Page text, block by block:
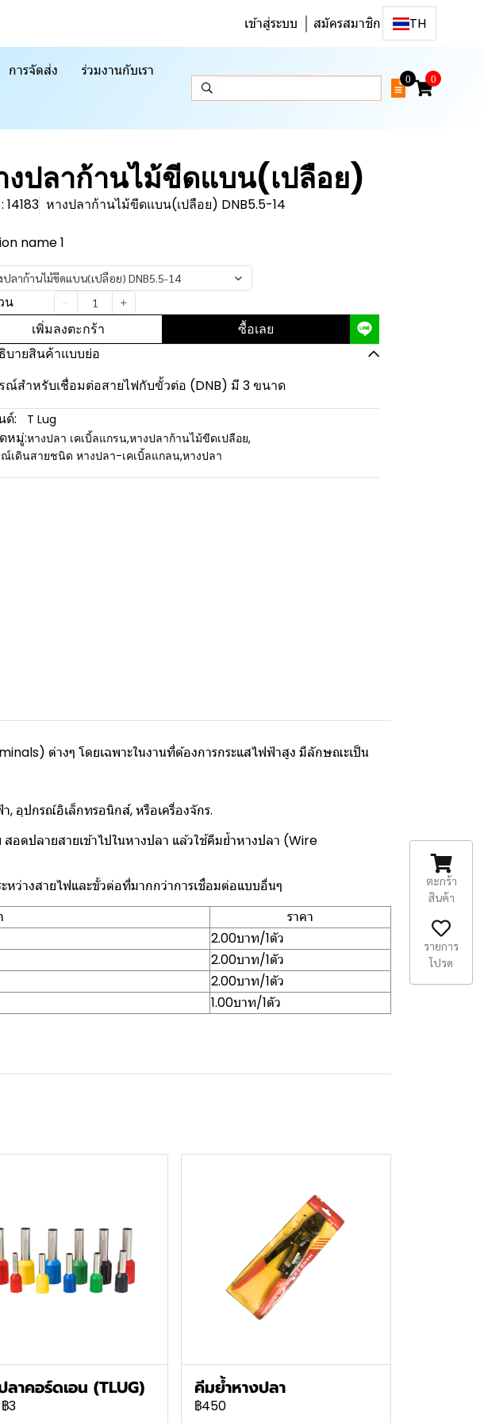
เข้าสู่ระบบ สมัครสมาชิก TH
การจัดส่ง ร่วมงานกับเรา
0 0
งปลาก้านไม้ขีดแบน(เปลือย)
14183 หางปลาก้านไม้ขีดแบน(เปลือย) DNB5.5-14
name 1
ปลาก้านไม้ขีดแบน(เปลือย) DNB5.5-14
น
เพิ่มลงตะกร้า ซื้อเลย
บายสินค้าแบบย่อ
ณ์สำหรับเชื่อมต่อสายไฟกับขั้วต่อ (DNB) มี 3 ขนาด
ด์:
T Lug
หมู่:หางปลา เคเบิ้ลแกรน,หางปลาก้านไม้ขีดเปลือย,
เดินสายชนิด หางปลา-เคเบิ้ลแกลน,หางปลา
ต่างๆ โดยเฉพาะในงานที่ต้องการกระแสไฟฟ้าสูง มีลักษณะเป็น
อุปกรณ์อิเล็กทรอนิกส์, หรือเครื่องจักร.
ดปลายสายเข้าไปในหางปลา แล้วใช้คีมย้ำหางปลา (Wire
ว่างสายไฟและขั้วต่อที่มากกว่าการเชื่อมต่อแบบอื่นๆ
ราคา
2.00บาท/1ตัว
2.00บาท/1ตัว
2.00บาท/1ตัว
1.00บาท/1ตัว
ลาคอร์ดเอน (TLUG)
฿3
คีมย้ำหางปลา
฿450
ตะกร้า
สินค้า
รายการ
โปรด